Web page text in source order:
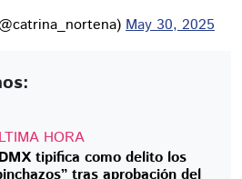
May 30, 2025
HORA
tipifica como delito los
tras aprobación del